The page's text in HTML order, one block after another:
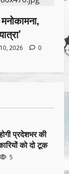
2026
0
प्रदेशभर की
को दो टूक
5